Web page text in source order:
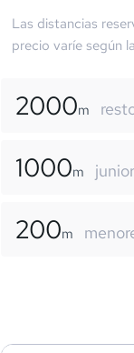
Las distancias
precio varíe según
2000m
1000m junior
200m